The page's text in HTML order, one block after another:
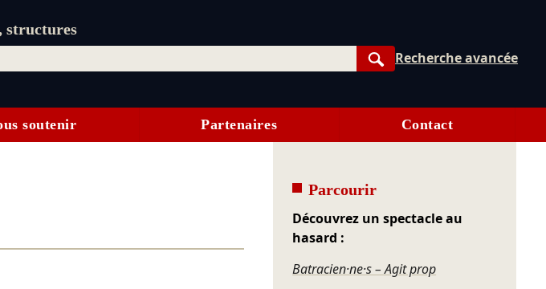
structures
Rechercher
Recherche avancée
soutenir Partenaires Contact
Parcourir
Découvrez un spectacle au
hasard :
Batracien·ne·s – Agit prop